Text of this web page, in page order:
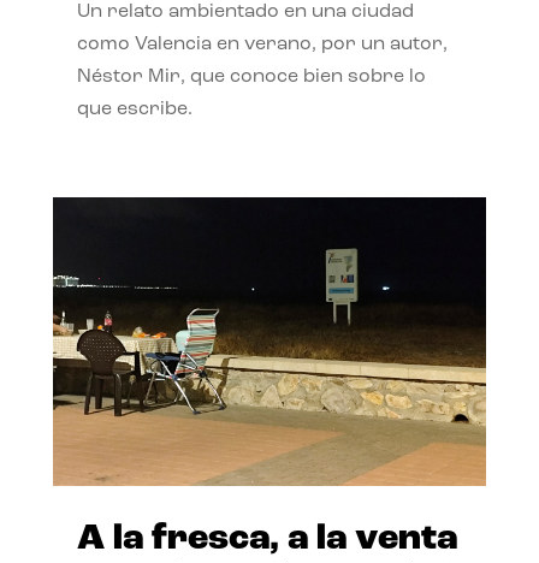
Un relato ambientado en una ciudad
como Valencia en verano, por un autor,
Néstor Mir, que conoce bien sobre lo
que escribe.
A la fresca, a la venta